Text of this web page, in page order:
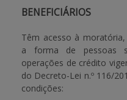
BENEFICIÁRIOS
Têm acesso à
a forma de pessoas
operações de crédito
do Decreto-Lei n.º 116/
condições: